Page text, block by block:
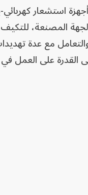
استشعار
المصنعة،
مع عدة
القدرة على العمل